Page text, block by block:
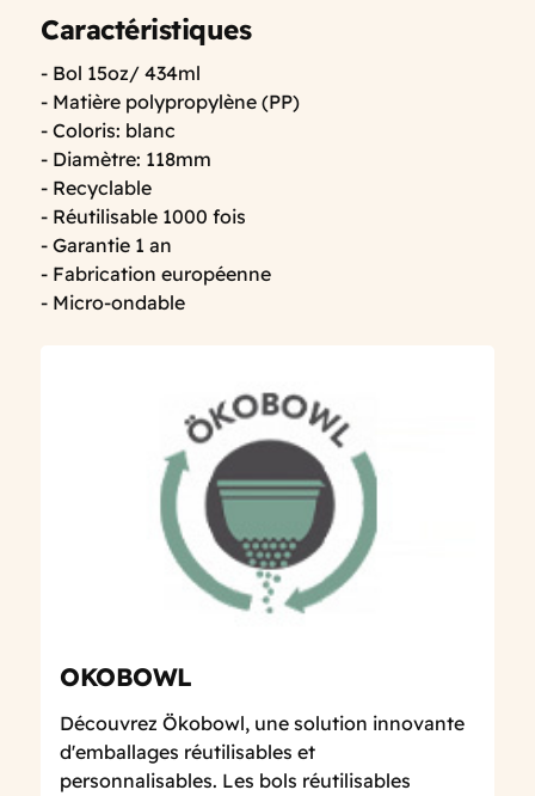
Caractéristiques
- Bol 15oz/ 434ml
- Matière polypropylène (PP)
- Coloris: blanc
- Diamètre: 118mm
- Recyclable
- Réutilisable 1000 fois
- Garantie 1 an
- Fabrication européenne
- Micro-ondable
OKOBOWL
Découvrez Ökobowl, une solution innovante
d'emballages réutilisables et
personnalisables. Les bols réutilisables